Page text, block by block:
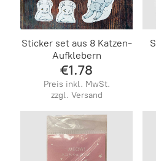
Sticker set aus 8 Katzen-
Aufklebern
€1.78
Preis inkl. MwSt.
zzgl. Versand